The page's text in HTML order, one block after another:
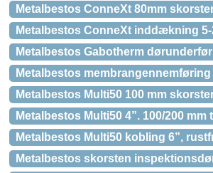
Metalbestos ConneXt 80mm
Metalbestos ConneXt inddækning 5-
Metalbestos Gabotherm
Metalbestos membrangennemføring
Metalbestos Multi50 100 mm
Metalbestos Multi50 4”. 100/200
Metalbestos Multi50 kobling 6”,
Metalbestos skorsten